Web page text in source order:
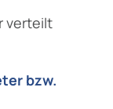
verteilt
bzw.